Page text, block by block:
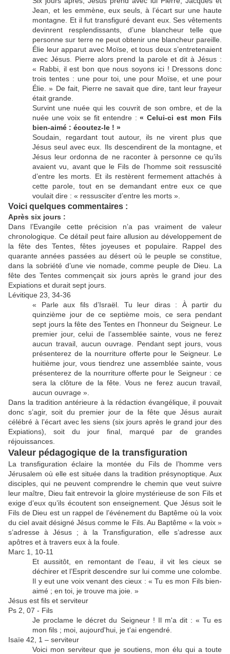
Jean, et les emmène, eux seuls, à l’écart sur une haute
montagne. Et il fut transfiguré devant eux. Ses vêtements
devinrent resplendissants, d’une blancheur telle que
personne sur terre ne peut obtenir une blancheur pareille.
Élie leur apparut avec Moïse, et tous deux s’entretenaient
avec Jésus. Pierre alors prend la parole et dit à Jésus :
« Rabbi, il est bon que nous soyons ici ! Dressons donc
trois tentes : une pour toi, une pour Moïse, et une pour
Élie. » De fait, Pierre ne savait que dire, tant leur frayeur
était grande.
Survint une nuée qui les couvrit de son ombre, et de la
nuée une voix se fit entendre :« Celui-ci est mon Fils
bien-aimé : écoutez-le ! »
Soudain, regardant tout autour, ils ne virent plus que
Jésus seul avec eux. Ils descendirent de la montagne, et
Jésus leur ordonna de ne raconter à personne ce qu’ils
avaient vu, avant que le Fils de l’homme soit ressuscité
d’entre les morts. Et ils restèrent fermement attachés à
cette parole, tout en se demandant entre eux ce que
voulait dire : « ressusciter d’entre les morts ».
Voici quelques commentaires :
Après six jours :
Dans l’Evangile cette précision n’a pas vraiment de valeur
chronologique. Ce détail peut faire allusion au développement de
la fête des Tentes, fêtes joyeuses et populaire. Rappel des
quarante années passées au désert où le peuple se constitue,
dans la sobriété d’une vie nomade, comme peuple de Dieu. La
fête des Tentes commençait six jours après le grand jour des
Expiations et durait sept jours.
Lévitique 23, 34-36
« Parle aux fils d’Israël. Tu leur diras : À partir du
quinzième jour de ce septième mois, ce sera pendant
sept jours la fête des Tentes en l’honneur du Seigneur. Le
premier jour, celui de l’assemblée sainte, vous ne ferez
aucun travail, aucun ouvrage. Pendant sept jours, vous
présenterez de la nourriture offerte pour le Seigneur. Le
huitième jour, vous tiendrez une assemblée sainte, vous
présenterez de la nourriture offerte pour le Seigneur : ce
sera la clôture de la fête. Vous ne ferez aucun travail,
aucun ouvrage ».
Dans la tradition antérieure à la rédaction évangélique, il pouvait
donc s’agir, soit du premier jour de la fête que Jésus aurait
célébré à l’écart avec les siens (six jours après le grand jour des
Expiations), soit du jour final, marqué par de grandes
réjouissances.
Valeur pédagogique de la transfiguration
La transfiguration éclaire la montée du Fils de l’homme vers
Jérusalem où elle est située dans la tradition présynoptique. Aux
disciples, qui ne peuvent comprendre le chemin que veut suivre
leur maître, Dieu fait entrevoir la gloire mystérieuse de son Fils et
exige d’eux qu’ils écoutent son enseignement. Que Jésus soit le
Fils de Dieu est un rappel de l’événement du Baptême où la voix
du ciel avait désigné Jésus comme le Fils. Au Baptême « la voix »
s’adresse à Jésus ; à la Transfiguration, elle s’adresse aux
apôtres et à travers eux à la foule.
Marc 1, 10-11
Et aussitôt, en remontant de l’eau, il vit les cieux se
déchirer et l’Esprit descendre sur lui comme une colombe.
Il y eut une voix venant des cieux : « Tu es mon Fils bien-
aimé ; en toi, je trouve ma joie. »
Jésus est fils et serviteur
Ps 2, 07 - Fils
Je proclame le décret du Seigneur ! Il m'a dit : « Tu es
mon fils ; moi, aujourd'hui, je t'ai engendré.
Isaïe 42, 1 – serviteur
Voici mon serviteur que je soutiens, mon élu qui a toute